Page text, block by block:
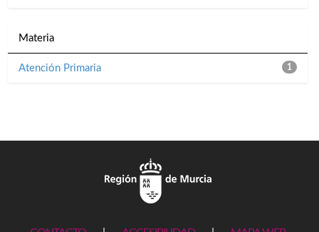
Materia
1
Atención Primaria